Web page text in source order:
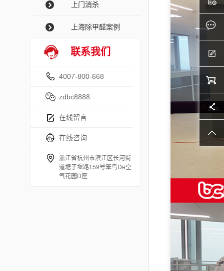
上门消杀
上海除甲醛案例
联系我们
4007-800-668
zdbc8888
在线留言
在线咨询
浙江省杭州市滨江区长河街
道塘子堰路159号笨鸟Dē空
气花园D座